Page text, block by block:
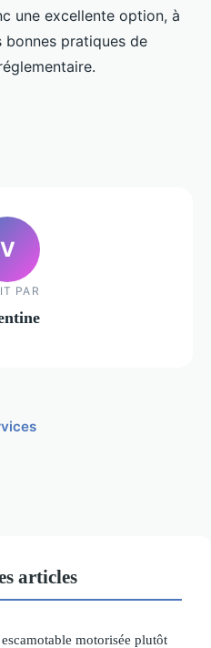
une excellente option, à
pratiques de
V
PAR
articles
motorisée plutôt